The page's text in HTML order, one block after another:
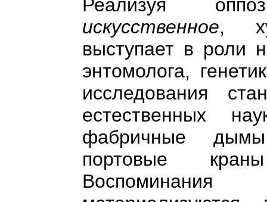
Реализуя
искусственное,
выступает в роли
энтомолога,
исследования
естественных
фабричные
портовые